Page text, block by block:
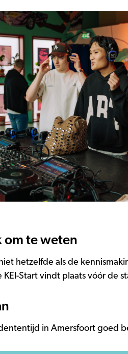
om te weten
niet hetzelfde als de
KEI-Start vindt plaats vóór de
in Amersfoort goed